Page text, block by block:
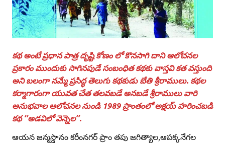
కథ అంటే ప్రధాన పాత్ర దృష్టి కోణం లో కొనసాగి దాని ఆలోచనల
ప్రకారం ముందుకు సాగినపుడే సంబంధిత కథకు వాస్తవి కత వస్తుంది
అని బలంగా నమ్మే ప్రసిద్ధ తెలుగు కథకుడు బేతి శ్రీరాములు. కథల
కర్మాగారంగా యువత చేత తలవబడే అనబడే శ్రీరాములు వారి
అనుభవాల ఆలోచనల నుండి 1989 ప్రాంతంలో అక్షయ్‌ హరించబడి
కథ ‘‘అడవిలో వెన్నెల’’.
ఆయన జన్మస్థానం కరీంనగర్‌ ప్రాం తపు జగిత్యాల,ఆపక్కనేగల